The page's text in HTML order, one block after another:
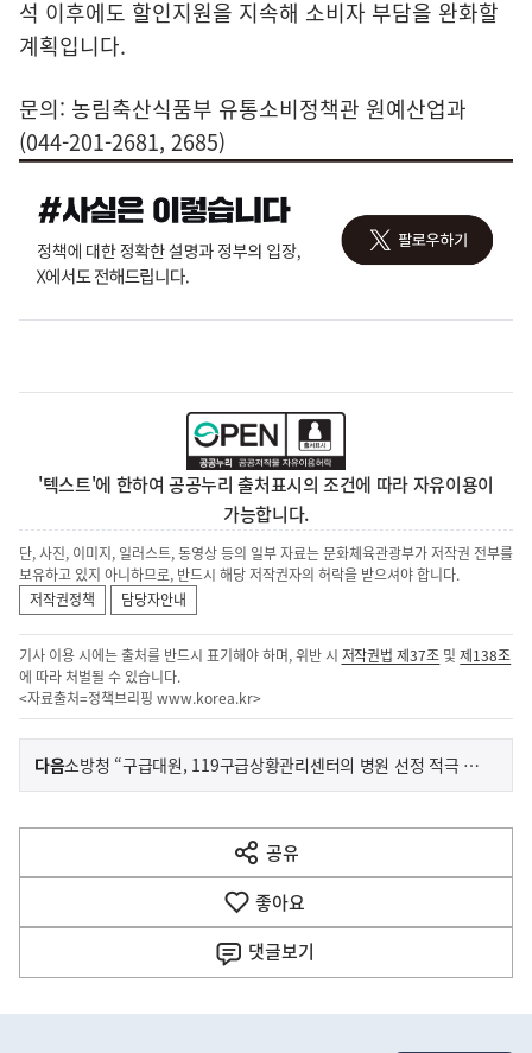
석 이후에도 할인지원을 지속해 소비자 부담을 완화할
계획입니다.
문의: 농림축산식품부 유통소비정책관 원예산업과
(044-201-2681, 2685)
'텍스트'에 한하여 공공누리 출처표시의 조건에 따라 자유이용이
가능합니다.
단, 사진, 이미지, 일러스트, 동영상 등의 일부 자료는 문화체육관광부가 저작권 전부를
보유하고 있지 아니하므로, 반드시 해당 저작권자의 허락을 받으셔야 합니다.
저작권정책
담당자안내
기사 이용 시에는 출처를 반드시 표기해야 하며, 위반 시 저작권법 제37조 및제138조
에 따라 처벌될 수 있습니다.
<자료출처=정책브리핑 www.korea.kr>
이
전
다
음
다음기
사
소방청 “구급대원, 119구급상황관리센터의 병원 선정 적극 활용 중 ”
공유
열
기
좋아요
댓글보기